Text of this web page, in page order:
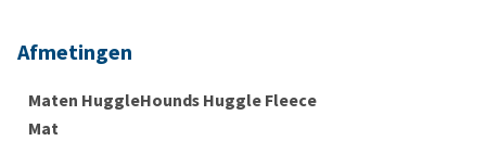
Afmetingen
Maten HuggleHounds Huggle Fleece
Mat